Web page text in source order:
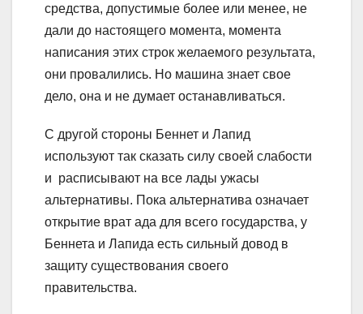
средства, допустимые более или менее, не
дали до настоящего момента, момента
написания этих строк желаемого результата,
они провалились. Но машина знает свое
дело, она и не думает останавливаться.
С другой стороны Беннет и Лапид
используют так сказать силу своей слабости
и расписывают на все лады ужасы
альтернативы. Пока альтернатива означает
открытие врат ада для всего государства, у
Беннета и Лапида есть сильный довод в
защиту существования своего
правительства.